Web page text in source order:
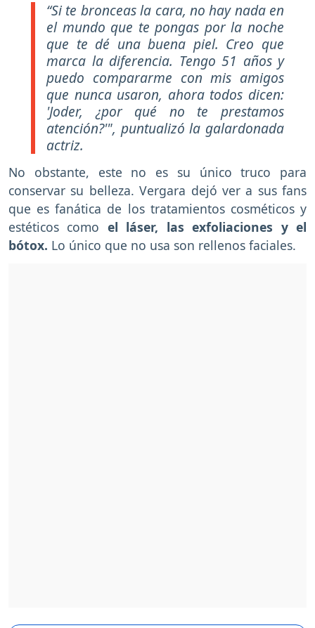
“Si te bronceas la cara, no hay nada en
el mundo que te pongas por la noche
que te dé una buena piel. Creo que
marca la diferencia. Tengo 51 años y
puedo compararme con mis amigos
que nunca usaron, ahora todos dicen:
'Joder, ¿por qué no te prestamos
atención?'", puntualizó la galardonada
actriz.
No obstante, este no es su único truco para
conservar su belleza. Vergara dejó ver a sus fans
que es fanática de los tratamientos cosméticos y
estéticos como el láser, las exfoliaciones y el
bótox. Lo único que no usa son rellenos faciales.